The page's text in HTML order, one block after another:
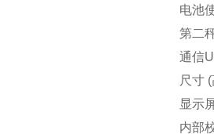
电池
第二
通信
尺寸 (
显示
内部